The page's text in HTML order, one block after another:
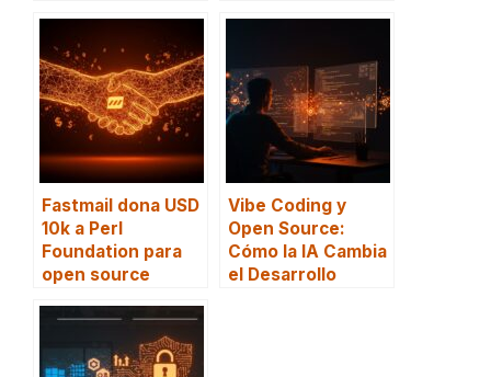
Fastmail dona USD
10k a Perl
Foundation para
open source
Vibe Coding y
Open Source:
Cómo la IA Cambia
el Desarrollo